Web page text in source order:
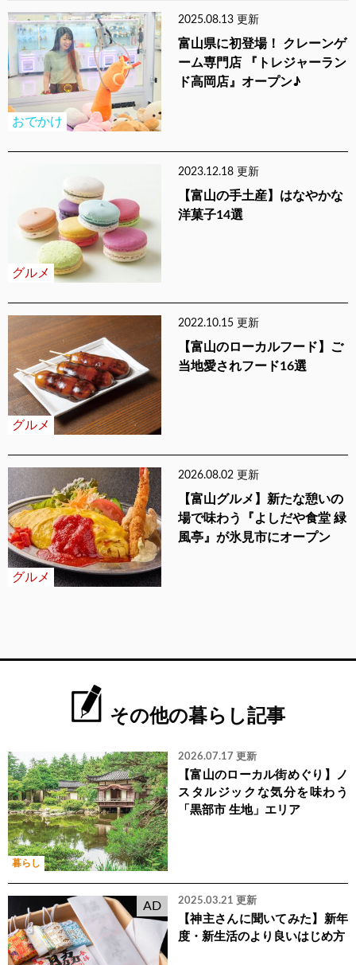
おでかけ
2025.08.13 更新
富山県に初登場！ クレーンゲ
ーム専門店 『トレジャーラン
ド高岡店』オープン♪
グルメ
2023.12.18 更新
【富山の手土産】はなやかな
洋菓子14選
グルメ
2022.10.15 更新
【富山のローカルフード】ご
当地愛されフード16選
グルメ
2026.08.02 更新
【富山グルメ】新たな憩いの
場で味わう『よしだや食堂 緑
風亭』が氷見市にオープン
その他の暮らし記事
暮らし
2026.07.17 更新
【富山のローカル街めぐり】ノ
スタルジックな気分を味わう
「黒部市 生地」エリア
AD 2025.03.21 更新
【神主さんに聞いてみた】新年
度・新生活のより良いはじめ方